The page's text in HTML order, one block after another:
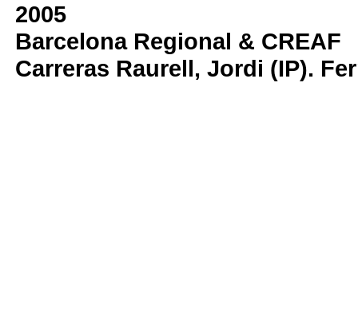
2005
Barcelona Regional & CREAF
Carreras Raurell, Jordi (IP).